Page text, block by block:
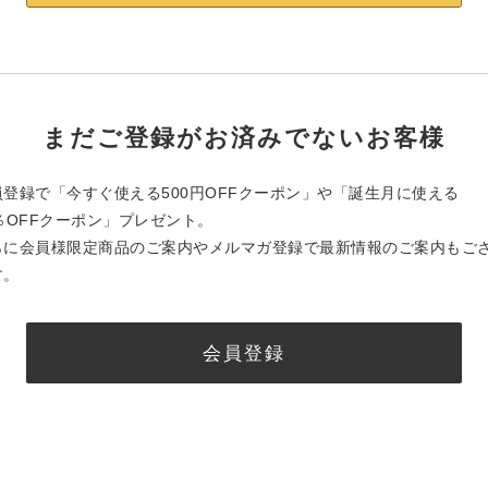
まだご登録がお済みでないお客様
登録で「今すぐ使える500円OFFクーポン」や「誕生月に使える
OFFクーポン」プレゼント。
に会員様限定商品のご案内やメルマガ登録で最新情報のご案内もご
会員登録